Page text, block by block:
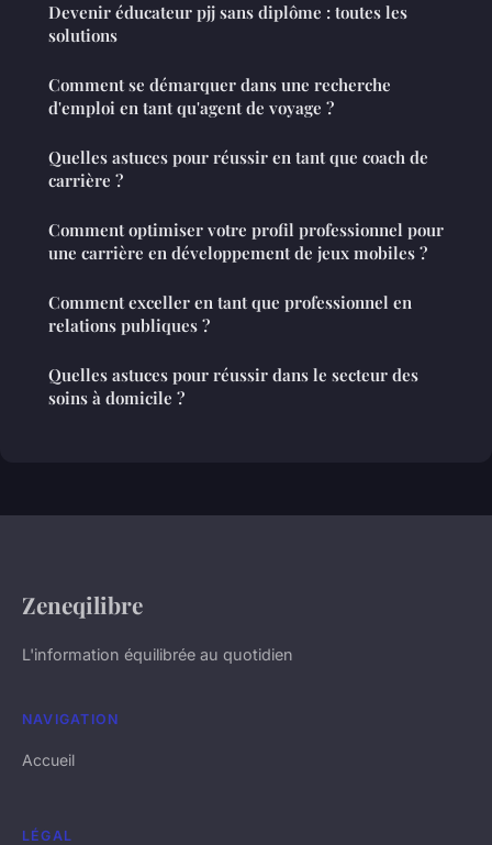
Devenir éducateur pjj sans diplôme : toutes les
solutions
Comment se démarquer dans une recherche
d'emploi en tant qu'agent de voyage ?
Quelles astuces pour réussir en tant que coach de
carrière ?
Comment optimiser votre profil professionnel pour
une carrière en développement de jeux mobiles ?
Comment exceller en tant que professionnel en
relations publiques ?
Quelles astuces pour réussir dans le secteur des
soins à domicile ?
Zeneqilibre
L'information équilibrée au quotidien
NAVIGATION
Accueil
LÉGAL